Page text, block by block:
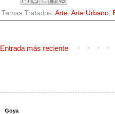
Temas Tratados: Arte, Arte Urbano,
Entrada más reciente
Goya